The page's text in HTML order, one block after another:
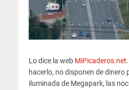
Lo dice la web MiPicaderos.net
hacerlo, no disponen de
iluminada de Megapark, las